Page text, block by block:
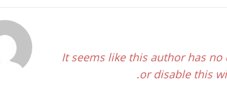
It seems like this author has
or disable this